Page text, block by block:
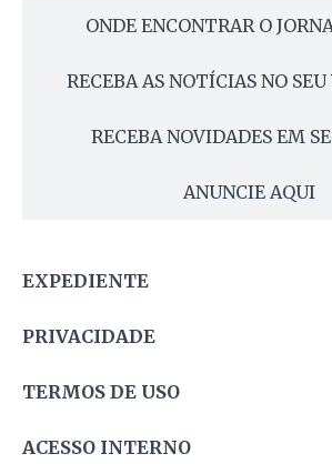
ONDE ENCONTRAR O
RECEBA AS NOTÍCIAS NO
RECEBA NOVIDADES EM
ANUNCIE AQUI
EXPEDIENTE
PRIVACIDADE
TERMOS DE USO
ACESSO INTERNO